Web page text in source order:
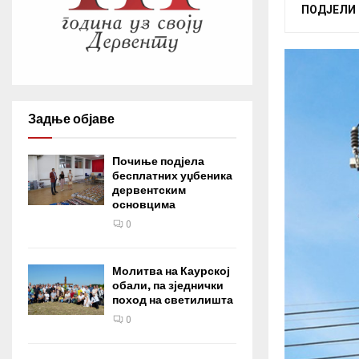
ПОДЈЕЛИ
Задње објаве
Почиње подјела
бесплатних уџбеника
дервентским
основцима
0
Молитва на Каурској
обали, па зједнички
поход на светилишта
0